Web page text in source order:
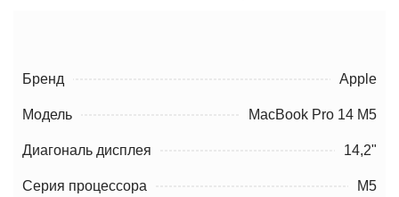
Бренд Apple
Модель MacBook Pro 14 M5
Диагональ дисплея 14,2"
Серия процессора M5